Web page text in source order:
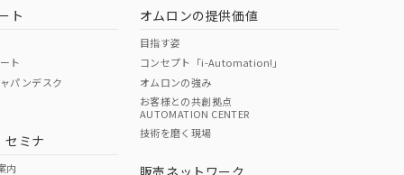
ページへ
ください
ト
ト
パンデスク
セミナ
内
オムロンの提供価値
目指す姿
コンセプト「i-Automation!」
オムロンの強み
お客様との共創拠点
AUTOMATION CENTER
技術を磨く現場
販売ネットワーク